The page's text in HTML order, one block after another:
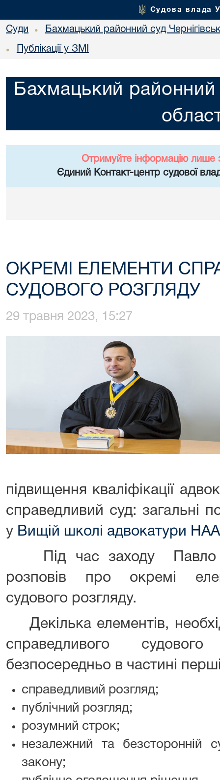
Судова влада
Суди • Бахмацький районний суд
• Публікації у ЗМІ
Бахмацький районний
Отримуйте інформацію лише
Єдиний Контакт-центр судової
ОКРЕМІ ЕЛЕМЕНТИ
СУДОВОГО РОЗГЛЯДУ
29 травня 2023, 15:27
підвищення кваліфікації
справедливий суд: загальні
у Вищій школі адвокатури
Під час заходу Павло
розповів про окремі
судового розгляду.
Декілька елементів,
справедливого
безпосередньо в частині
справедливий розгляд;
публічний розгляд;
розумний строк;
незалежний та безсторонній
закону;